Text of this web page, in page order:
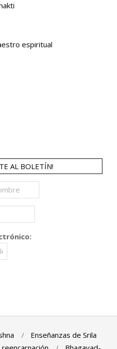
espiritual
AL BOLETÍN!
Enseñanzas de Srila